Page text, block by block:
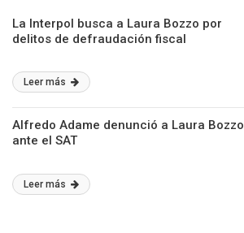
La Interpol busca a Laura Bozzo por
delitos de defraudación fiscal
Leer más
Alfredo Adame denunció a Laura Bozzo
ante el SAT
Leer más